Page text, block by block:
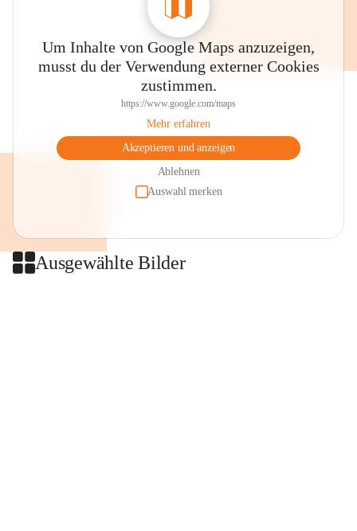
Um Inhalte von Google Maps anzuzeigen,
musst du der Verwendung externer Cookies
zustimmen.
https://www.google.com/maps
Mehr erfahren
Akzeptieren und anzeigen
Ablehnen
Auswahl merken
Ausgewählte Bilder